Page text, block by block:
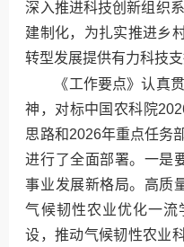
深入推进科技创新组织
建制化，为扎实推进乡
转型发展提供有力科技支
《工作要点》认真
神，对标中国农科院
思路和2026年重点任务
进行了全面部署。一是
事业发展新格局。高质
气候韧性农业优化一
设，推动气候韧性农业